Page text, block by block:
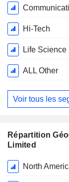
Hi-Tech
Life Science
ALL Other
Voir tous les
Répartition
Limited
Période
Fiscale:
North